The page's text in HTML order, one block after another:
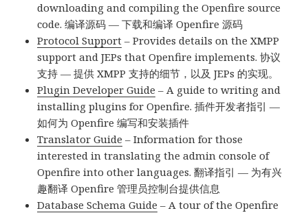
downloading and compiling the Openfire source
code. 编译源码 — 下载和编译 Openfire 源码
Protocol Support – Provides details on the XMPP
support and JEPs that Openfire implements. 协议
支持 — 提供 XMPP 支持的细节，以及 JEPs 的实现。
Plugin Developer Guide – A guide to writing and
installing plugins for Openfire. 插件开发者指引 —
如何为 Openfire 编写和安装插件
Translator Guide – Information for those
interested in translating the admin console of
Openfire into other languages. 翻译指引 — 为有兴
趣翻译 Openfire 管理员控制台提供信息
Database Schema Guide – A tour of the Openfire